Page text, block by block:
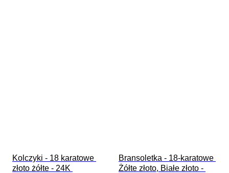
Kolczyki - 18 karatowe
złoto żółte - 24K
Bransoletka - 18-karatowe
Żółte złoto, Białe złoto -